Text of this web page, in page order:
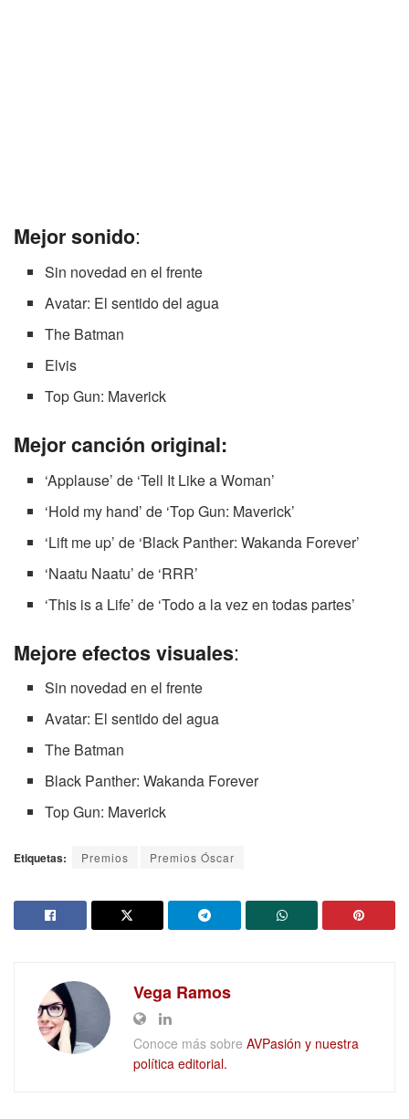
Mejor sonido:
Sin novedad en el frente
Avatar: El sentido del agua
The Batman
Elvis
Top Gun: Maverick
Mejor canción original:
‘Applause’ de ‘Tell It Like a Woman’
‘Hold my hand’ de ‘Top Gun: Maverick’
‘Lift me up’ de ‘Black Panther: Wakanda Forever’
‘Naatu Naatu’ de ‘RRR’
‘This is a Life’ de ‘Todo a la vez en todas partes’
Mejore efectos visuales:
Sin novedad en el frente
Avatar: El sentido del agua
The Batman
Black Panther: Wakanda Forever
Top Gun: Maverick
Etiquetas: Premios Premios Óscar
Vega Ramos
Conoce más sobre AVPasión y nuestra
política editorial.